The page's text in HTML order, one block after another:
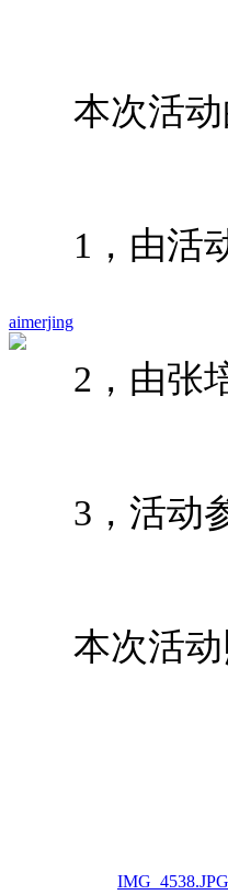
aimerjing
本次活
1，由活
2，由张
3，活动
本次活
IMG_4538.JPG